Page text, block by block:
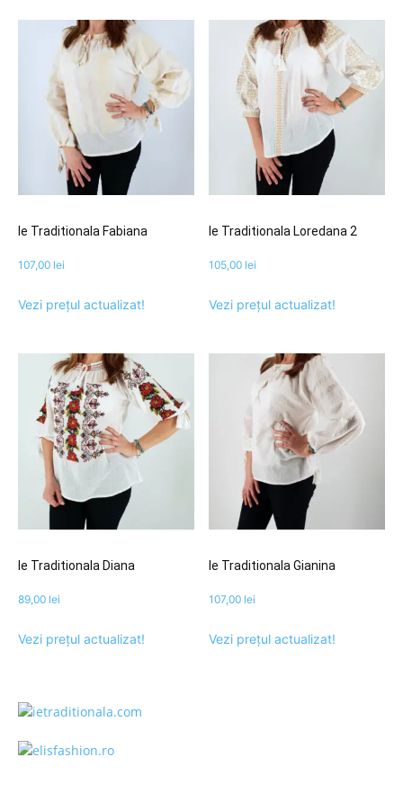
Ie Traditionala Fabiana
107,00 lei
Vezi prețul actualizat!
Ie Traditionala Loredana 2
105,00 lei
Vezi prețul actualizat!
Ie Traditionala Diana
89,00 lei
Vezi prețul actualizat!
Ie Traditionala Gianina
107,00 lei
Vezi prețul actualizat!